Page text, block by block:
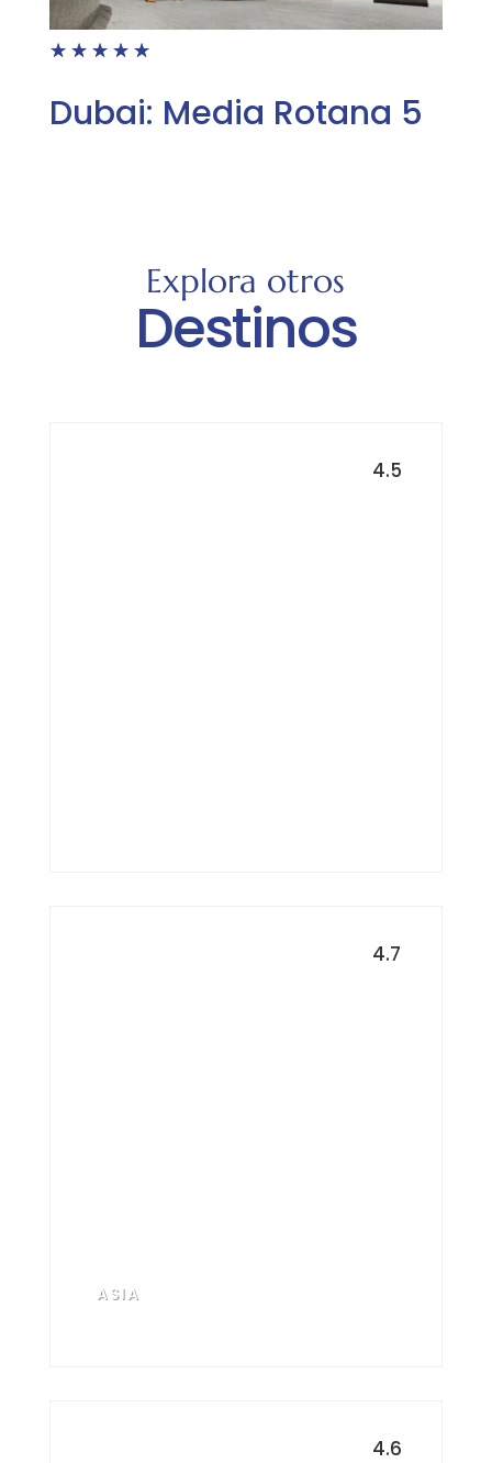
☆ ☆ ☆ ☆ ☆
Dubai: Media Rotana 5
Explora otros
Destinos
4.5
4.7
ASIA
4.6